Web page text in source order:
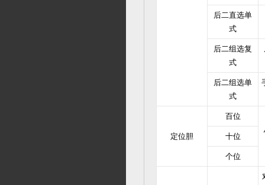
后二直选单
式
后二组选复
式
后二组选单
式
定位胆
百位
十位
个位